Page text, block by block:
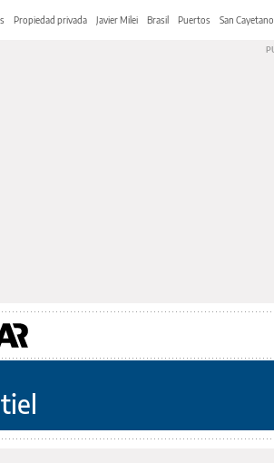
Propiedad privada Javier Milei Brasil Puertos San Cayetano